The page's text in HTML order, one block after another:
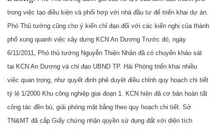
trong việc tạo điều kiện và phối hợp với nhà đầu tư để triển khai dự án.
Phó Thủ tướng cũng cho ý kiến chỉ đạo đối với các kiến nghị của thành
phố xung quanh việc xây dựng KCN An Dương Trước đó, ngày
6/11/2011, Phó thủ tướng Nguyễn Thiện Nhân đã có chuyến khảo sát
tại KCN An Dương và chỉ đạo UBND TP. Hải Phòng triển khai nhiều
việc quan trọng, như quyết định phê duyệt điều chỉnh quy hoạch chi tiết
tỷ lệ 1/2000 Khu công nghiệp giai đoạn 1. KCN hiện đã cơ bản hoàn tất
công tác đền bù, giải phóng mặt bằng theo quy hoạch chi tiết. Sở
TN&MT đã cấp Giấy chứng nhận quyền sử dụng đất với diện tích